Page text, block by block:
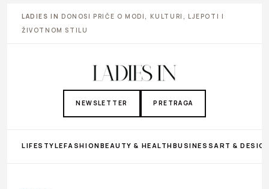
LADIES IN DONOSI PRIČE O MODI, KULTURI, LJEPOTI I
ŽIVOTNOM STILU
NEWSLETTER PRETRAGA
LIFESTYLEFASHIONBEAUTY & HEALTHBUSINESS ART &